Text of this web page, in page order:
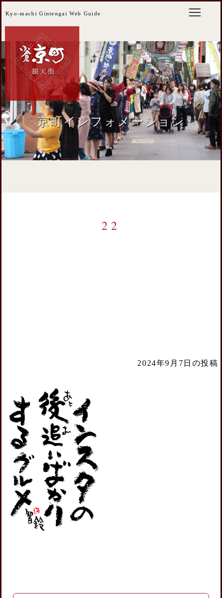
Kyo-machi Gintengai Web Guide
京町インフォメーション
22
2024年9月7日の投稿